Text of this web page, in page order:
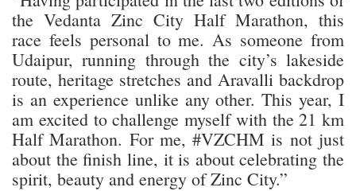
the Vedanta Zinc City Half Marathon, this
race feels personal to me. As someone from
Udaipur, running through the city’s lakeside
route, heritage stretches and Aravalli backdrop
is an experience unlike any other. This year, I
am excited to challenge myself with the 21 km
Half Marathon. For me, #VZCHM is not just
about the finish line, it is about celebrating the
spirit, beauty and energy of Zinc City.”